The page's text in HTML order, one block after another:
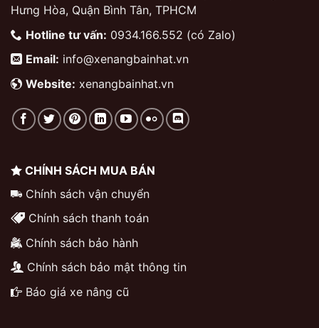
Hưng Hòa, Quận Bình Tân, TPHCM
Hotline tư vấn: 0934.166.552 (có Zalo)
Email: info@xenangbainhat.vn
Website: xenangbainhat.vn
CHÍNH SÁCH MUA BÁN
Chính sách vận chuyển
Chính sách thanh toán
Chính sách bảo hành
Chính sách bảo mật thông tin
Báo giá xe nâng cũ